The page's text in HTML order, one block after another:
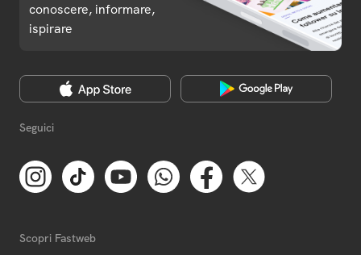
conoscere, informare,
ispirare
Seguici
Scopri Fastweb